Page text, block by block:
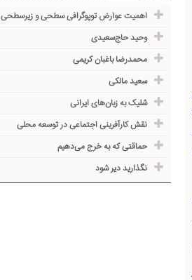
اهمیت عوارض توپوگرافی سطحی و زیرسطحی
وحید حاج‌سعیدی
محمدرضا باغبان کریمی
سعید مالکی
شلیک به زبان‌های ایرانی
نقش کارآفرینی اجتماعی در توسعه محلی
حماقتی که به خرج می‌دهیم
نگذارید دیر شود